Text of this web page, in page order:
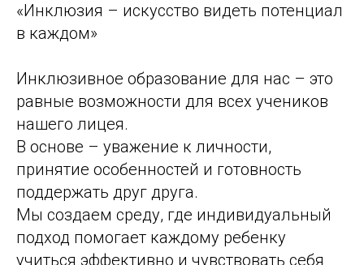
«Инклюзия – искусство видеть потенциал
в каждом»
Инклюзивное образование для нас – это
равные возможности для всех учеников
нашего лицея.
В основе – уважение к личности,
принятие особенностей и готовность
поддержать друг друга.
Мы создаем среду, где индивидуальный
подход помогает каждому ребенку
учиться эффективно и чувствовать себя